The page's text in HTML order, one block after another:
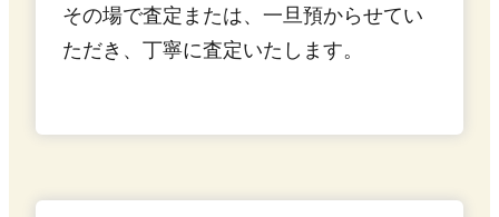
その場で査定または、一旦預からせてい
ただき、丁寧に査定いたします。